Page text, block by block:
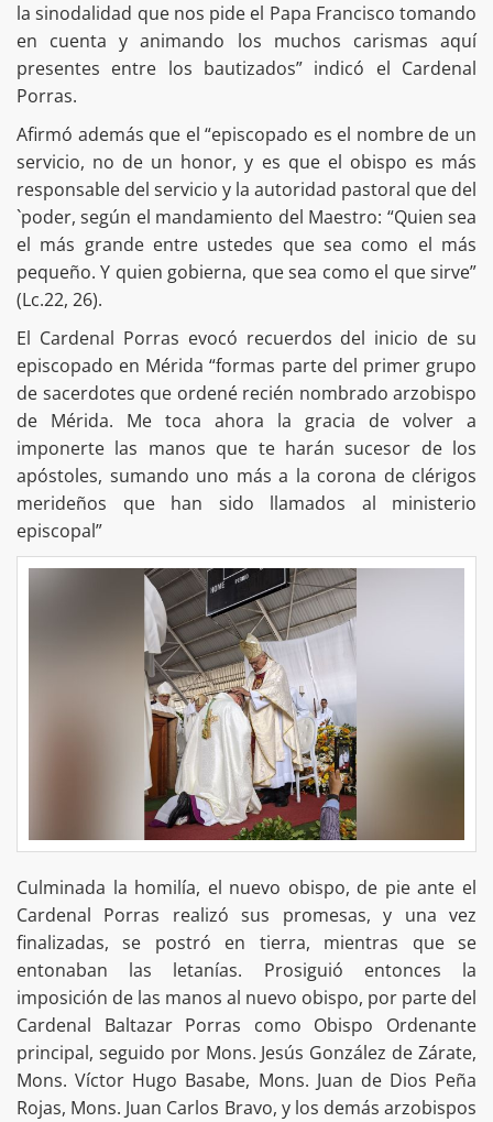
la sinodalidad que nos pide el Papa Francisco tomando
en cuenta y animando los muchos carismas aquí
presentes entre los bautizados” indicó el Cardenal
Porras.
Afirmó además que el “episcopado es el nombre de un
servicio, no de un honor, y es que el obispo es más
responsable del servicio y la autoridad pastoral que del
`poder, según el mandamiento del Maestro: “Quien sea
el más grande entre ustedes que sea como el más
pequeño. Y quien gobierna, que sea como el que sirve”
(Lc.22, 26).
El Cardenal Porras evocó recuerdos del inicio de su
episcopado en Mérida “formas parte del primer grupo
de sacerdotes que ordené recién nombrado arzobispo
de Mérida. Me toca ahora la gracia de volver a
imponerte las manos que te harán sucesor de los
apóstoles, sumando uno más a la corona de clérigos
merideños que han sido llamados al ministerio
episcopal”
Culminada la homilía, el nuevo obispo, de pie ante el
Cardenal Porras realizó sus promesas, y una vez
finalizadas, se postró en tierra, mientras que se
entonaban las letanías. Prosiguió entonces la
imposición de las manos al nuevo obispo, por parte del
Cardenal Baltazar Porras como Obispo Ordenante
principal, seguido por Mons. Jesús González de Zárate,
Mons. Víctor Hugo Basabe, Mons. Juan de Dios Peña
Rojas, Mons. Juan Carlos Bravo, y los demás arzobispos